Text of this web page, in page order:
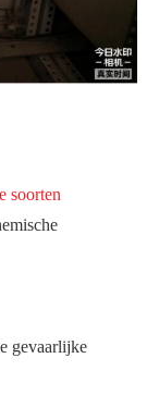
soorten
gevaarlijke